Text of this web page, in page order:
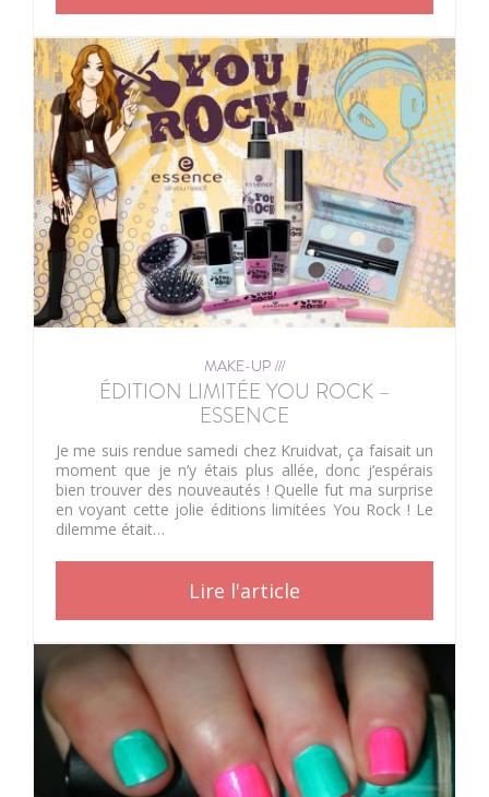
MAKE-UP ///
ÉDITION LIMITÉE YOU ROCK –
ESSENCE
Je me suis rendue samedi chez Kruidvat, ça faisait un
moment que je n’y étais plus allée, donc j’espérais
bien trouver des nouveautés ! Quelle fut ma surprise
en voyant cette jolie éditions limitées You Rock ! Le
dilemme était…
Lire l'article